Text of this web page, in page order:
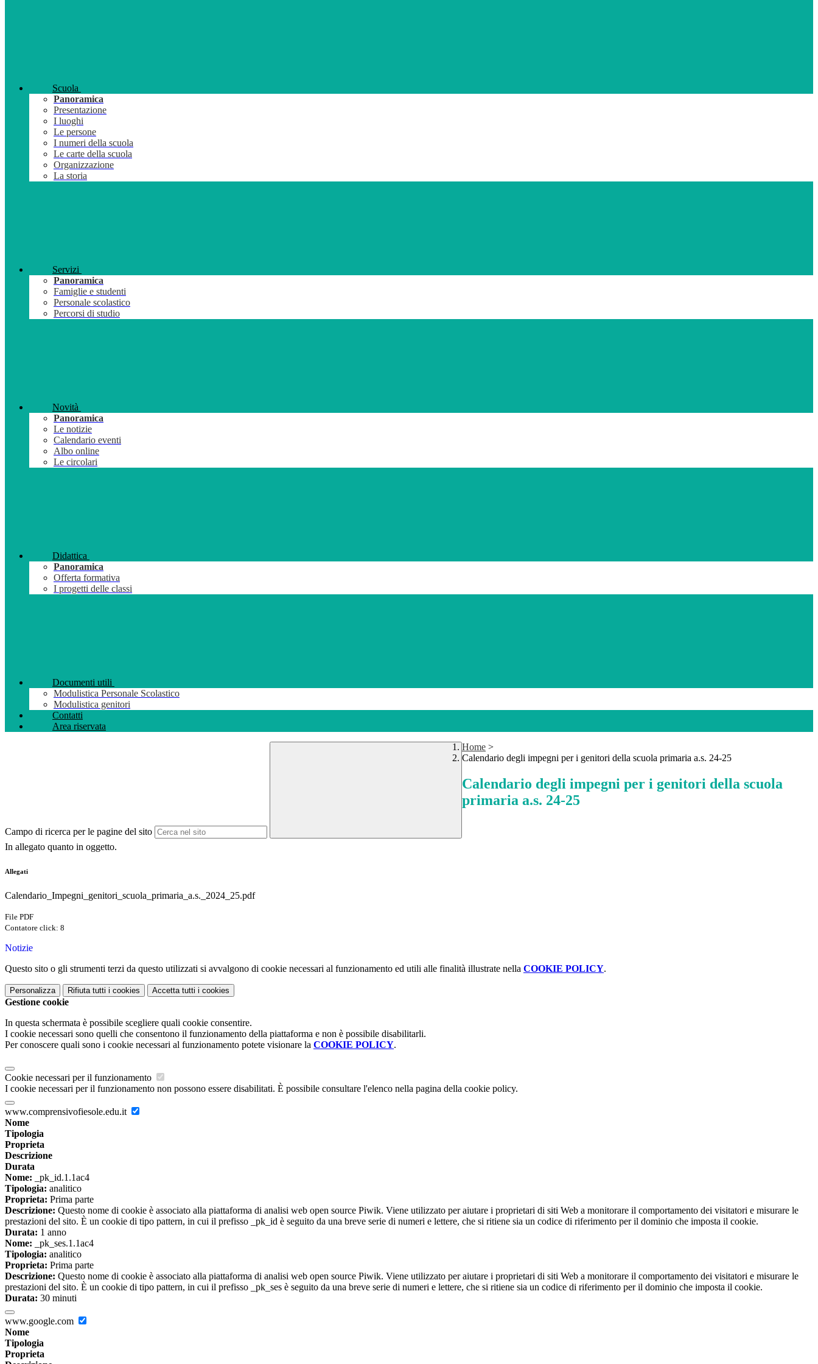
Scuola
Panoramica
Presentazione
I luoghi
Le persone
I numeri della scuola
Le carte della scuola
Organizzazione
La storia
Servizi
Panoramica
Famiglie e studenti
Personale scolastico
Percorsi di studio
Novità
Panoramica
Le notizie
Calendario eventi
Albo online
Le circolari
Didattica
Panoramica
Offerta formativa
I progetti delle classi
Documenti utili
Modulistica Personale Scolastico
Modulistica genitori
Contatti
Area riservata
Campo di ricerca per le pagine del sito
Home >
Calendario degli impegni per i genitori della scuola primaria a.s. 24-25
Calendario degli impegni per i genitori della scuola
primaria a.s. 24-25
In allegato quanto in oggetto.
Allegati
Calendario_Impegni_genitori_scuola_primaria_a.s._2024_25.pdf
File PDF
Contatore click: 8
Notizie
Questo sito o gli strumenti terzi da questo utilizzati si avvalgono di cookie necessari al funzionamento ed utili alle finalità illustrate nella COOKIE POLICY.
Personalizza Rifiuta tutti i cookies Accetta tutti i cookies
Gestione cookie
In questa schermata è possibile scegliere quali cookie consentire.
I cookie necessari sono quelli che consentono il funzionamento della piattaforma e non è possibile disabilitarli.
Per conoscere quali sono i cookie necessari al funzionamento potete visionare la COOKIE POLICY.
Cookie necessari per il funzionamento
I cookie necessari per il funzionamento non possono essere disabilitati. È possibile consultare l'elenco nella pagina della cookie policy.
www.comprensivofiesole.edu.it
Nome
Tipologia
Proprieta
Descrizione
Durata
Nome: _pk_id.1.1ac4
Tipologia: analitico
Proprieta: Prima parte
Descrizione: Questo nome di cookie è associato alla piattaforma di analisi web open source Piwik. Viene utilizzato per aiutare i proprietari di siti Web a monitorare il comportamento dei visitatori e misurare le
prestazioni del sito. È un cookie di tipo pattern, in cui il prefisso _pk_id è seguito da una breve serie di numeri e lettere, che si ritiene sia un codice di riferimento per il dominio che imposta il cookie.
Durata: 1 anno
Nome: _pk_ses.1.1ac4
Tipologia: analitico
Proprieta: Prima parte
Descrizione: Questo nome di cookie è associato alla piattaforma di analisi web open source Piwik. Viene utilizzato per aiutare i proprietari di siti Web a monitorare il comportamento dei visitatori e misurare le
prestazioni del sito. È un cookie di tipo pattern, in cui il prefisso _pk_ses è seguito da una breve serie di numeri e lettere, che si ritiene sia un codice di riferimento per il dominio che imposta il cookie.
Durata: 30 minuti
www.google.com
Nome
Tipologia
Proprieta